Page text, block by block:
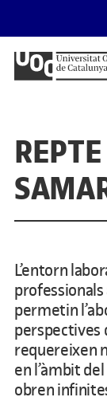
PORTAFOLIS DEL
Mostra de treballs
L’entorn
permetin
perspectives
requereixen
en l’àmbit
obren